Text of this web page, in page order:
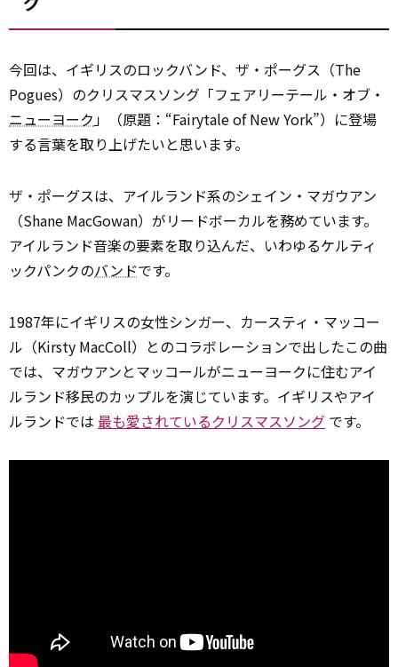
今回は、イギリスのロックバンド、ザ・ポーグス（The
Pogues）のクリスマスソング「フェアリーテール・オブ・
ニューヨーク」（原題：“Fairytale of New York”）に登場
する言葉を取り上げたいと思います。
ザ・ポーグスは、アイルランド系のシェイン・マガウアン
（Shane MacGowan）がリードボーカルを務めています。
アイルランド音楽の要素を取り込んだ、いわゆるケルティ
ックパンクのバンドです。
1987年にイギリスの女性シンガー、カースティ・マッコー
ル（Kirsty MacColl）とのコラボレーションで出したこの曲
では、マガウアンとマッコールがニューヨークに住むアイ
ルランド移民のカップルを演じています。イギリスやアイ
ルランドでは 最も愛されているクリスマスソング です。